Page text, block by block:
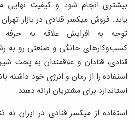
بیشتری انجام شود و کیفیت نهایی
یابد. فروش میکسر قنادی در بازار
توجه به افزایش علاقه به
کسب‌وکارهای خانگی و صنعتی رو به
قنادی، قنادان و علاقمندان به پخت
استفاده را از زمان و انرژی خود داشته
استاندارد برای مشتریان ارائه دهند.
استفاده از میکسر قنادی در ایران نه